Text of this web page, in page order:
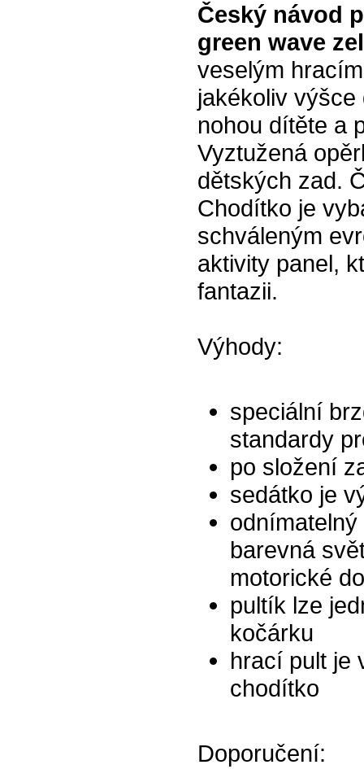
Český návod
green wave
veselým
jakékoliv
nohou dítěte a
Vyztužená
dětských zad.
Chodítko je
schváleným
aktivity panel,
fantazii.
Výhody:
speciální
standardy
po složení
sedátko je
barevná
motorické
pultík lze
kočárku
hrací pult je
chodítko
Doporučení: